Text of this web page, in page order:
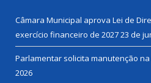
Câmara Municipal aprova Lei de
exercício financeiro de 202723 de
Parlamentar solicita manutenção
2026